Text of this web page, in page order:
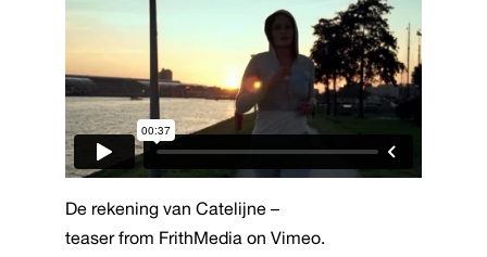
De rekening van Catelijne –
teaserfrom FrithMedia on Vimeo.